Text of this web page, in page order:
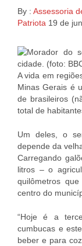
By : Assessoria
Patriota 19 de
A vida em
Minas Gerais é
de brasileiros
total de
Um deles, o
depende da
Carregando
litros – o
quilômetros
centro do
“Hoje é a
cumbucas e
beber e para